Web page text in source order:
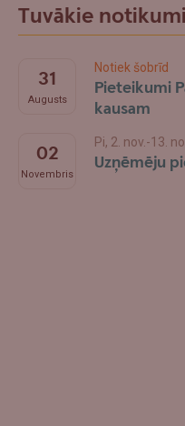
Tuvākie notikumi
31
Augusts
Notiek šobrīd
Pieteikumi
kausam
02
Novembris
Pi, 2. nov.-13.
Uzņēmēju